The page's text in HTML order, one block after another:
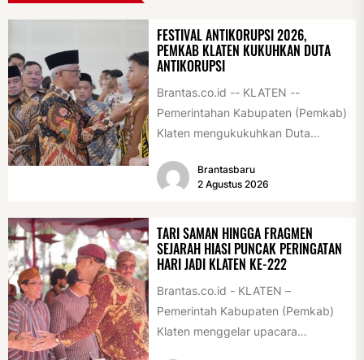
FESTIVAL ANTIKORUPSI 2026,
PEMKAB KLATEN KUKUHKAN DUTA
ANTIKORUPSI
Brantas.co.id -- KLATEN --
Pemerintahan Kabupaten (Pemkab)
Klaten mengukukuhkan Duta
pelajar dan pemuda. Pengukuhan
tersebut digelar...
Brantasbaru
2 Agustus 2026
TARI SAMAN HINGGA FRAGMEN
SEJARAH HIASI PUNCAK PERINGATAN
HARI JADI KLATEN KE-222
Brantas.co.id - KLATEN –
Pemerintah Kabupaten (Pemkab)
Klaten menggelar upacara